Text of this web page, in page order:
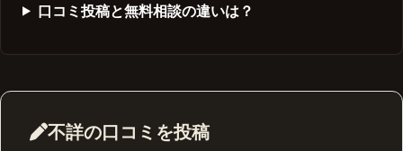
口コミ投稿と無料相談の違いは？
不詳の口コミを投稿